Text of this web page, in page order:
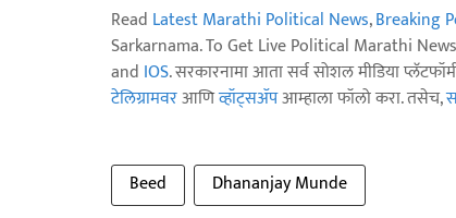
Read Latest Marathi Political News,Breaking
Sarkarnama. To Get Live Political Marathi
and IOS. सरकारनामा आता सर्व सोशल मीडिया
टेलिग्रामवरआणिव्हॉट्सॲपआम्हाला फॉलो करा. तसेच,
Beed Dhananjay Munde